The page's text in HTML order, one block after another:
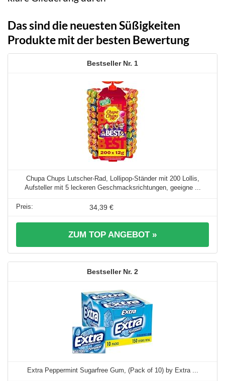
Das sind die neuesten Süßigkeiten
Produkte mit der besten Bewertung
1
Chupa Chups Lutscher-Rad, Lollipop-Ständer mit 200 Lollis,
Aufsteller mit 5 leckeren Geschmacksrichtungen, geeigne ...
34,39 €
ZUM TOP ANGEBOT »
2
Extra Peppermint Sugarfree Gum, (Pack of 10) by Extra ...